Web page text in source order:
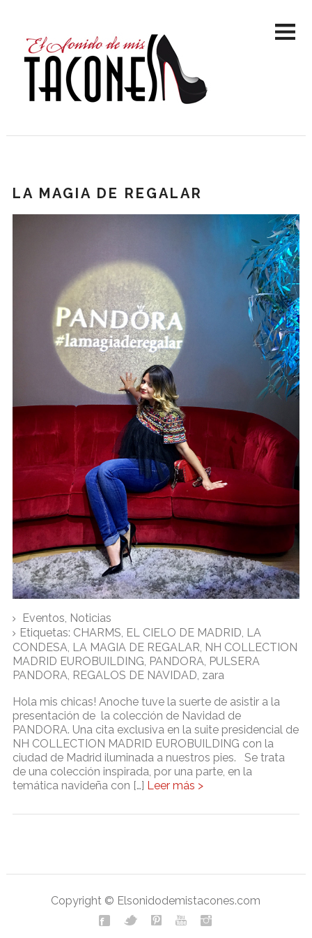
LA MAGIA DE REGALAR
Eventos Noticias
Etiquetas: CHARMS EL CIELO DE MADRID LA
CONDESA LA MAGIA DE REGALAR NH COLLECTION
MADRID EUROBUILDING PANDORA PULSERA
PANDORA REGALOS DE NAVIDAD zara
Hola mis chicas! Anoche tuve la suerte de asistir a la
presentación de la colección de Navidad de
PANDORA. Una cita exclusiva en la suite presidencial de
NH COLLECTION MADRID EUROBUILDING con la
ciudad de Madrid iluminada a nuestros pies. Se trata
de una colección inspirada, por una parte, en la
temática navideña con […] Leer más >
Copyright © Elsonidodemistacones.com